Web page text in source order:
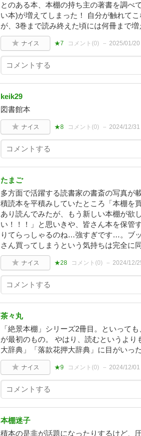
とのある本、本棚の持ち主の著書を調べ
い本)が増えてしまった！ 自分が触れて
が、3巻まで読み終えた頃には何冊まで
ナイス ★7 コメント(0) 2025/01/20
keik29
図書館本
ナイス ★8 コメント(0) 2024/12/31
たまご
多方面で活躍する読書家の書斎の写真が
積読本を平積みしていたところ「本棚を
あり読んでみたが、もう新しい本棚が欲
い！！！」と思いきや、皆さん本を保管
りてらっしゃるのね…強すぎです…。ブ
さん買ってしまうという気持ちは完全に
ナイス ★28 コメント(0) 2024/12/
茶々丸
「絶景本棚」シリーズ2冊目。といって
が最初のもの。 やはり、読むというよ
大辞典」「落款花押大辞典」に目がいっ
ナイス ★9 コメント(0) 2024/12/01
本棚迷子
積本の是非が話題になったりするけど、